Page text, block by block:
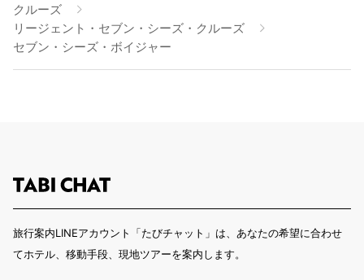
クルーズ
リージェント・セブン・シーズ・クルーズ
セブン・シーズ・ボイジャー
旅行案内LINEアカウント「たびチャット」は、あなたの希望に合わせ
てホテル、移動手段、現地ツアーを案内します。